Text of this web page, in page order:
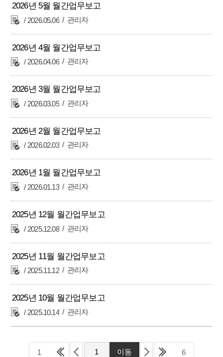
2026년 5월 월간업무보고
2026.05.06 관리자
2026년 4월 월간업무보고
2026.04.06 관리자
2026년 3월 월간업무보고
2026.03.05 관리자
2026년 2월 월간업무보고
2026.02.03 관리자
2026년 1월 월간업무보고
2026.01.13 관리자
2025년 12월 월간업무보고
2025.12.08 관리자
2025년 11월 월간업무보고
2025.11.12 관리자
2025년 10월 월간업무보고
2025.10.14 관리자
1 6